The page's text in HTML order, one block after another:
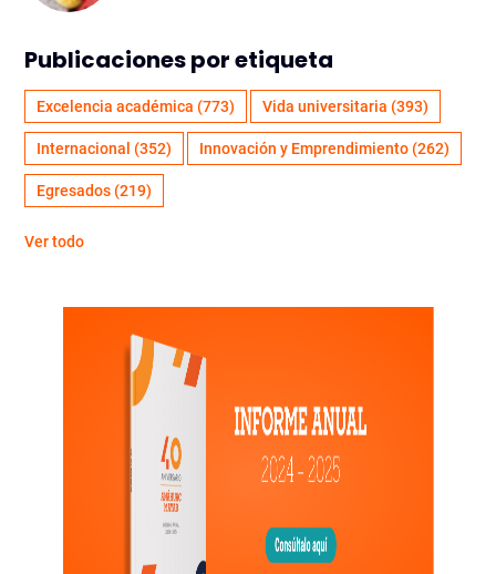
Publicaciones por etiqueta
Excelencia académica (773) Vida universitaria (393)
Internacional (352) Innovación y Emprendimiento (262)
Egresados (219)
Ver todo